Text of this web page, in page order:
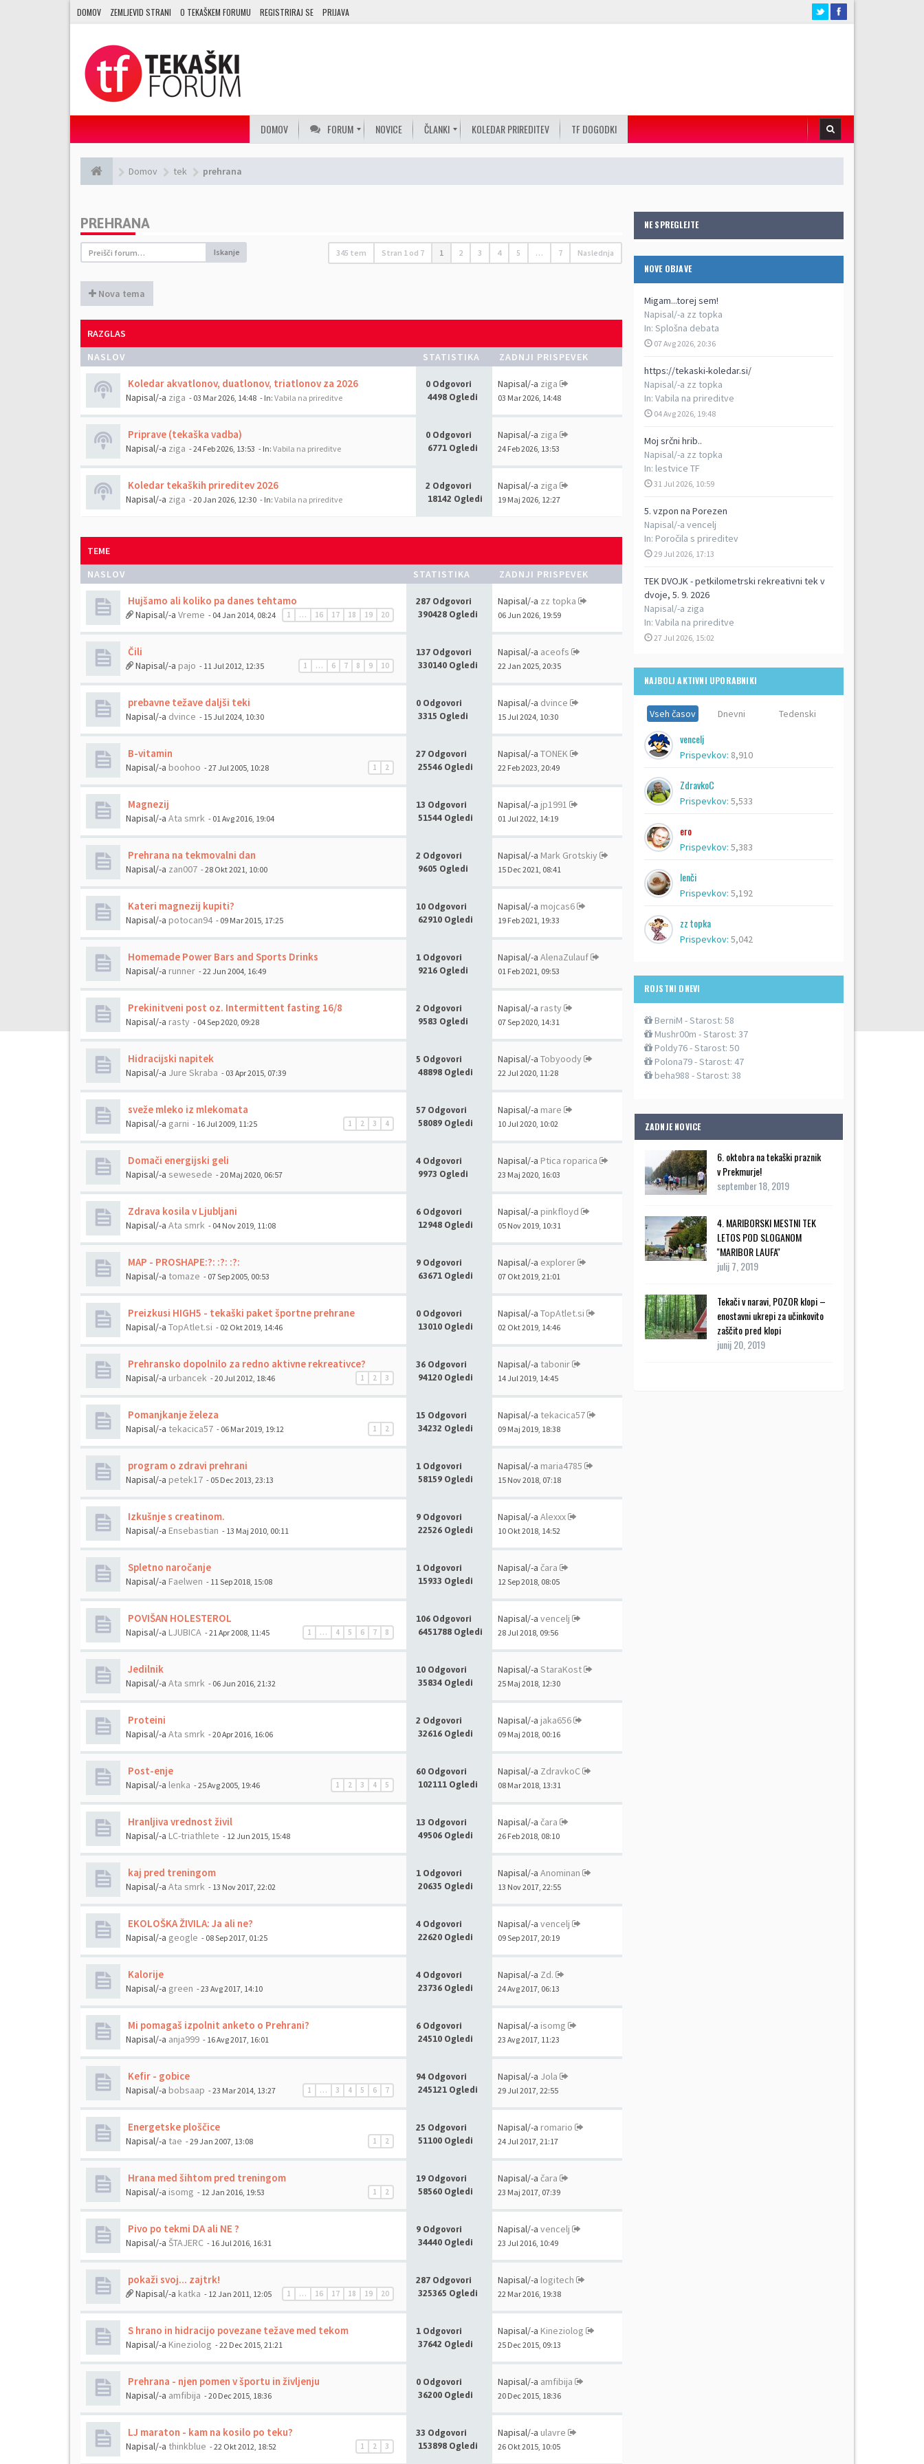
DOMOV ZEMLJEVID STRANI O TEKAŠKEM FORUMU REGISTRIRAJ SE PRIJAVA
DOMOV FORUM NOVICE ČLANKI KOLEDAR PRIREDITEV TF DOGODKI
Domov tek prehrana
NE SPREGLEJTE
NOVE OBJAVE
Migam...torej sem!
Napisal/-a zz topka
In: Splošna debata
07 Avg 2026, 20:36
https://tekaski-koledar.si/
Napisal/-a zz topka
In: Vabila na prireditve
04 Avg 2026, 19:48
Moj srčni hrib..
Napisal/-a zz topka
In: lestvice TF
31 Jul 2026, 10:59
5. vzpon na Porezen
Napisal/-a vencelj
In: Poročila s prireditev
29 Jul 2026, 17:13
TEK DVOJK - petkilometrski rekreativni tek v
dvoje, 5. 9. 2026
Napisal/-a ziga
In: Vabila na prireditve
27 Jul 2026, 15:02
NAJBOLJ AKTIVNI UPORABNIKI
Vseh časov Dnevni Tedenski
vencelj
Prispevkov: 8,910
ZdravkoC
Prispevkov: 5,533
ero
Prispevkov: 5,383
lenči
Prispevkov: 5,192
zz topka
Prispevkov: 5,042
ROJSTNI DNEVI
BerniM - Starost: 58
Mushr00m - Starost: 37
Poldy76- Starost: 50
Polona79- Starost: 47
beha988 - Starost: 38
ZADNJE NOVICE
6. oktobra na tekaški praznik
v Prekmurje!
september 18, 2019
4. MARIBORSKI MESTNI TEK
LETOS POD SLOGANOM
''MARIBOR LAUFA''
julij 7, 2019
Tekači v naravi, POZOR klopi –
enostavni ukrepi za učinkovito
zaščito pred klopi
junij 20, 2019
PREHRANA
Iskanje 345 tem Stran 1 od 7 1 2 3 4 5 … 7 Naslednja
Nova tema
RAZGLAS
NASLOV
STATISTIKA ZADNJI PRISPEVEK
Koledar akvatlonov, duatlonov, triatlonov za 2026
Napisal/-a ziga - 03 Mar 2026, 14:48 - In: Vabila na prireditve
0 Odgovori
4498 Ogledi
Napisal/-a ziga
03 Mar 2026, 14:48
Priprave (tekaška vadba)
Napisal/-a ziga - 24 Feb 2026, 13:53 - In: Vabila na prireditve
0 Odgovori
6771 Ogledi
Napisal/-a ziga
24 Feb 2026, 13:53
Koledar tekaških prireditev 2026
Napisal/-a ziga - 20 Jan 2026, 12:30 - In: Vabila na prireditve
2 Odgovori
18142 Ogledi
Napisal/-a ziga
19 Maj 2026, 12:27
TEME
NASLOV
STATISTIKA ZADNJI PRISPEVEK
Hujšamo ali koliko pa danes tehtamo
1 … 16 17 18 19 20
Napisal/-a Vreme - 04 Jan 2014, 08:24
287 Odgovori
390428 Ogledi
Napisal/-a zz topka
06 Jun 2026, 19:59
Čili
1 … 6 7 8 9 10
Napisal/-a pajo - 11 Jul 2012, 12:35
137 Odgovori
330140 Ogledi
Napisal/-a aceofs
22 Jan 2025, 20:35
prebavne težave daljši teki
Napisal/-a dvince - 15 Jul 2024, 10:30
0 Odgovori
3315 Ogledi
Napisal/-a dvince
15 Jul 2024, 10:30
B-vitamin
1 2
Napisal/-a boohoo - 27 Jul 2005, 10:28
27 Odgovori
25546 Ogledi
Napisal/-a TONEK
22 Feb 2023, 20:49
Magnezij
Napisal/-a Ata smrk - 01 Avg 2016, 19:04
13 Odgovori
51544 Ogledi
Napisal/-a jp1991
01 Jul 2022, 14:19
Prehrana na tekmovalni dan
Napisal/-a zan007 - 28 Okt 2021, 10:00
2 Odgovori
9605 Ogledi
Napisal/-a Mark Grotskiy
15 Dec 2021, 08:41
Kateri magnezij kupiti?
Napisal/-a potocan94 - 09 Mar 2015, 17:25
10 Odgovori
62910 Ogledi
Napisal/-a mojcas6
19 Feb 2021, 19:33
Homemade Power Bars and Sports Drinks
Napisal/-a runner - 22 Jun 2004, 16:49
1 Odgovori
9216 Ogledi
Napisal/-a AlenaZulauf
01 Feb 2021, 09:53
Prekinitveni post oz. Intermittent fasting 16/8
Napisal/-a rasty - 04 Sep 2020, 09:28
2 Odgovori
9583 Ogledi
Napisal/-a rasty
07 Sep 2020, 14:31
Hidracijski napitek
Napisal/-a Jure Skraba - 03 Apr 2015, 07:39
5 Odgovori
48898 Ogledi
Napisal/-a Tobyoody
22 Jul 2020, 11:28
sveže mleko iz mlekomata
1 2 3 4
Napisal/-a garni - 16 Jul 2009, 11:25
57 Odgovori
58089 Ogledi
Napisal/-a mare
10 Jul 2020, 10:02
Domači energijski geli
Napisal/-a sewesede - 20 Maj 2020, 06:57
4 Odgovori
9973 Ogledi
Napisal/-a Ptica roparica
23 Maj 2020, 16:03
Zdrava kosila v Ljubljani
Napisal/-a Ata smrk - 04 Nov 2019, 11:08
6 Odgovori
12948 Ogledi
Napisal/-a pinkfloyd
05 Nov 2019, 10:31
MAP - PROSHAPE:?: :?: :?:
Napisal/-a tomaze - 07 Sep 2005, 00:53
9 Odgovori
63671 Ogledi
Napisal/-a explorer
07 Okt 2019, 21:01
Preizkusi HIGH5 - tekaški paket športne prehrane
Napisal/-a TopAtlet.si - 02 Okt 2019, 14:46
0 Odgovori
13010 Ogledi
Napisal/-a TopAtlet.si
02 Okt 2019, 14:46
Prehransko dopolnilo za redno aktivne rekreativce?
1 2 3
Napisal/-a urbancek - 20 Jul 2012, 18:46
36 Odgovori
94120 Ogledi
Napisal/-a tabonir
14 Jul 2019, 14:45
Pomanjkanje železa
1 2
Napisal/-a tekacica57 - 06 Mar 2019, 19:12
15 Odgovori
34232 Ogledi
Napisal/-a tekacica57
09 Maj 2019, 18:38
program o zdravi prehrani
Napisal/-a petek17 - 05 Dec 2013, 23:13
1 Odgovori
58159 Ogledi
Napisal/-a maria4785
15 Nov 2018, 07:18
Izkušnje s creatinom.
Napisal/-a Ensebastian - 13 Maj 2010, 00:11
9 Odgovori
22526 Ogledi
Napisal/-a Alexxx
10 Okt 2018, 14:52
Spletno naročanje
Napisal/-a Faelwen - 11 Sep 2018, 15:08
1 Odgovori
15933 Ogledi
Napisal/-a čara
12 Sep 2018, 08:05
POVIŠAN HOLESTEROL
1 … 4 5 6 7 8
Napisal/-a LJUBICA - 21 Apr 2008, 11:45
106 Odgovori
6451788 Ogledi
Napisal/-a vencelj
28 Jul 2018, 09:56
Jedilnik
Napisal/-a Ata smrk - 06 Jun 2016, 21:32
10 Odgovori
35834 Ogledi
Napisal/-a StaraKost
25 Maj 2018, 12:30
Proteini
Napisal/-a Ata smrk - 20 Apr 2016, 16:06
2 Odgovori
32616 Ogledi
Napisal/-a jaka656
09 Maj 2018, 00:16
Post-enje
1 2 3 4 5
Napisal/-a lenka - 25 Avg 2005, 19:46
60 Odgovori
102111 Ogledi
Napisal/-a ZdravkoC
08 Mar 2018, 13:31
Hranljiva vrednost živil
Napisal/-a LC-triathlete - 12 Jun 2015, 15:48
13 Odgovori
49506 Ogledi
Napisal/-a čara
26 Feb 2018, 08:10
kaj pred treningom
Napisal/-a Ata smrk - 13 Nov 2017, 22:02
1 Odgovori
20635 Ogledi
Napisal/-a Anominan
13 Nov 2017, 22:55
EKOLOŠKA ŽIVILA: Ja ali ne?
Napisal/-a geogle - 08 Sep 2017, 01:25
4 Odgovori
22620 Ogledi
Napisal/-a vencelj
09 Sep 2017, 20:19
Kalorije
Napisal/-a green - 23 Avg 2017, 14:10
4 Odgovori
23736 Ogledi
Napisal/-a Zd.
24 Avg 2017, 06:13
Mi pomagaš izpolnit anketo o Prehrani?
Napisal/-a anja999 - 16 Avg 2017, 16:01
6 Odgovori
24510 Ogledi
Napisal/-a isomg
23 Avg 2017, 11:23
Kefir - gobice
1 … 3 4 5 6 7
Napisal/-a bobsaap - 23 Mar 2014, 13:27
94 Odgovori
245121 Ogledi
Napisal/-a Jola
29 Jul 2017, 22:55
Energetske ploščice
1 2
Napisal/-a tae - 29 Jan 2007, 13:08
25 Odgovori
51100 Ogledi
Napisal/-a romario
24 Jul 2017, 21:17
Hrana med šihtom pred treningom
1 2
Napisal/-a isomg - 12 Jan 2016, 19:53
19 Odgovori
58560 Ogledi
Napisal/-a čara
23 Maj 2017, 07:39
Pivo po tekmi DA ali NE ?
Napisal/-a ŠTAJERC - 16 Jul 2016, 16:31
9 Odgovori
34440 Ogledi
Napisal/-a vencelj
23 Jul 2016, 10:49
pokaži svoj... zajtrk!
1 … 16 17 18 19 20
Napisal/-a katka - 12 Jan 2011, 12:05
287 Odgovori
325365 Ogledi
Napisal/-a logitech
22 Mar 2016, 19:38
S hrano in hidracijo povezane težave med tekom
Napisal/-a Kineziolog - 22 Dec 2015, 21:21
1 Odgovori
37642 Ogledi
Napisal/-a Kineziolog
25 Dec 2015, 09:13
Prehrana - njen pomen v športu in življenju
Napisal/-a amfibija - 20 Dec 2015, 18:36
0 Odgovori
36200 Ogledi
Napisal/-a amfibija
20 Dec 2015, 18:36
LJ maraton - kam na kosilo po teku?
1 2 3
Napisal/-a thinkblue - 22 Okt 2012, 18:52
33 Odgovori
153898 Ogledi
Napisal/-a ulavre
26 Okt 2015, 10:05